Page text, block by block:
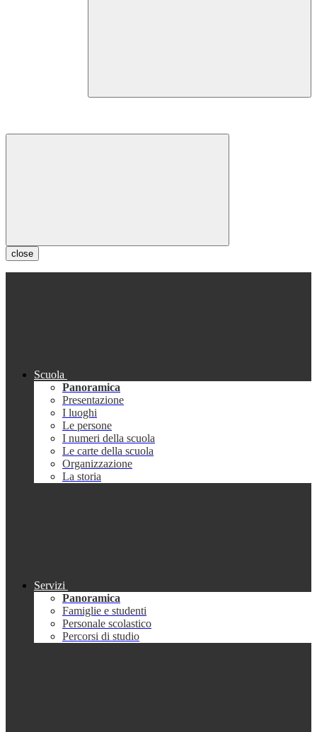
close
Scuola
Panoramica
Presentazione
I luoghi
Le persone
I numeri della scuola
Le carte della scuola
Organizzazione
La storia
Servizi
Panoramica
Famiglie e studenti
Personale scolastico
Percorsi di studio